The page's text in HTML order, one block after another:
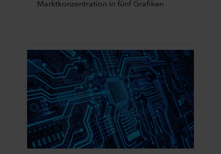
Marktkonzentration in fünf Grafiken